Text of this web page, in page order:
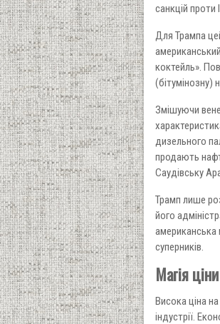
санкцій проти
Для Трампа
коктейль».
(бітумінозну)
Змішуючи
дизельного
продають
Саудівську
Трамп лише
його
американська
суперників.
Магія
Висока ціна
індустрії.